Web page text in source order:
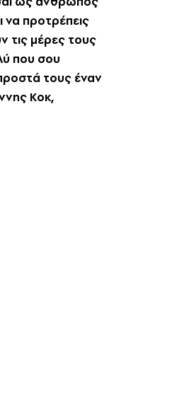
να προτρέπεις
τις μέρες τους
που σου
τους έναν
Kοκ,